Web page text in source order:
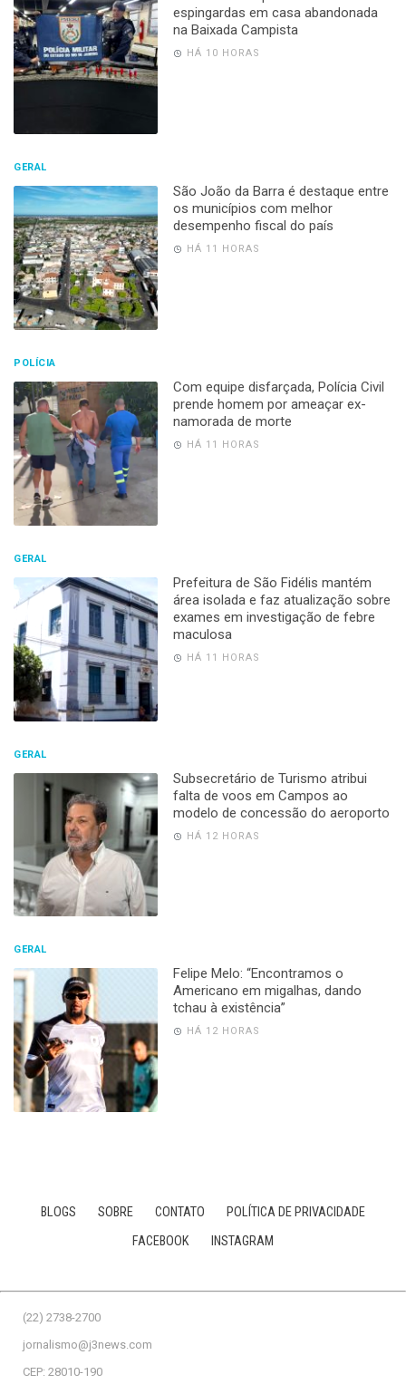
espingardas em casa abandonada
na Baixada Campista
HÁ 10 HORAS
GERAL
São João da Barra é destaque entre
os municípios com melhor
desempenho fiscal do país
HÁ 11 HORAS
POLÍCIA
Com equipe disfarçada, Polícia Civil
prende homem por ameaçar ex-
namorada de morte
HÁ 11 HORAS
GERAL
Prefeitura de São Fidélis mantém
área isolada e faz atualização sobre
exames em investigação de febre
maculosa
HÁ 11 HORAS
GERAL
Subsecretário de Turismo atribui
falta de voos em Campos ao
modelo de concessão do aeroporto
HÁ 12 HORAS
GERAL
Felipe Melo: “Encontramos o
Americano em migalhas, dando
tchau à existência”
HÁ 12 HORAS
BLOGS SOBRE CONTATO
POLÍTICA DE PRIVACIDADE
FACEBOOK
INSTAGRAM
(22) 2738-2700
jornalismo@j3news.com
CEP: 28010-190